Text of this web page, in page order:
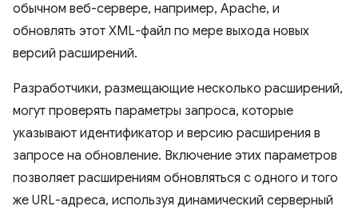
обычном веб-сервере, например, Apache, и
обновлять этот XML-файл по мере выхода новых
версий расширений.
Разработчики, размещающие несколько расширений,
могут проверять параметры запроса, которые
указывают идентификатор и версию расширения в
запросе на обновление. Включение этих параметров
позволяет расширениям обновляться с одного и того
же URL-адреса, используя динамический серверный